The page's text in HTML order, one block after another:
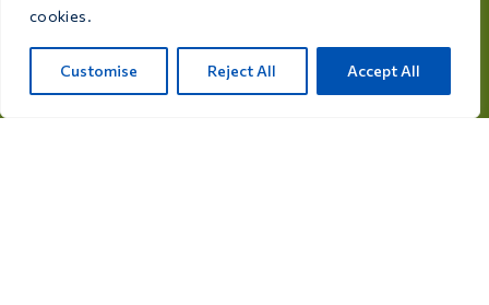
cookies.
Customise Reject All Accept All
info@care4bird.nl